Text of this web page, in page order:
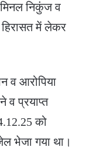
निकुंज व
में लेकर
व आरोपिया
व प्रयाप्त
को
भेजा गया था।